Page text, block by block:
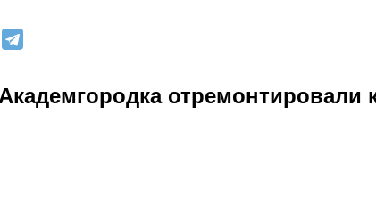
отремонтировали